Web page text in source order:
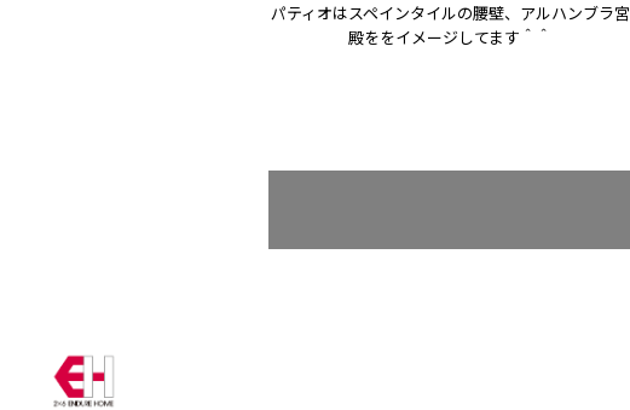
パティオはスペインタイルの腰壁、アルハンブラ宮
殿ををイメージしてます＾＾